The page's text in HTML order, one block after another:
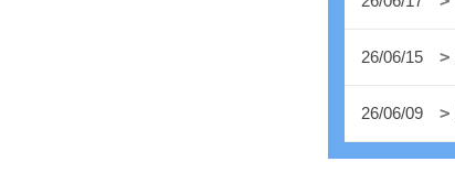
26/06/15
26/06/09